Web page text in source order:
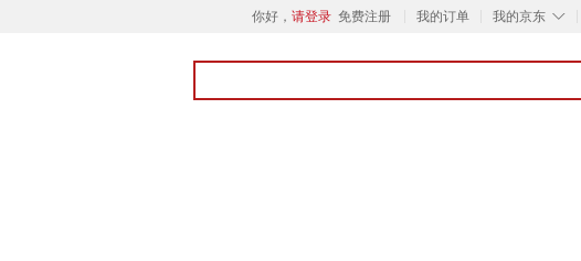
你好， 请登录 免费注册 我的订单 ◇
我的京东